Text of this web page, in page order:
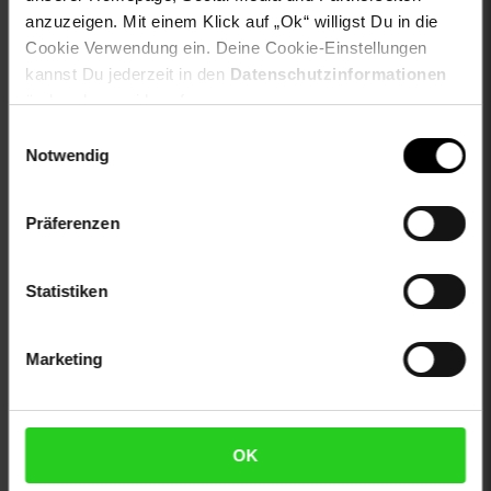
anzuzeigen. Mit einem Klick auf „Ok“ willigst Du in die
Cookie Verwendung ein. Deine Cookie-Einstellungen
kannst Du jederzeit in den Datenschutzinformationen
ändern bzw. widerrufen.
Notwendig
Präferenzen
Statistiken
Marketing
OK
otto-anlaesse: Basic, Homewear, Loungewear,
Streetwear, Casualmode, Wintermode, Herbstmode,
Frühlingsmode, Outdoormode, Festival
otto-applikationen: Brandlabel innen, Markenlabel
otto-kragendetails: mit Reißverschluss
otto-optik: unifarben
proftextilpflege: Keine chemische Reinigung möglich
zweites-aussenmaterial: 100% not_applicable
Gewählte Variante: